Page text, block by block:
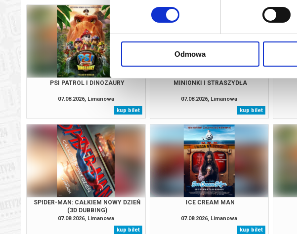
Odmowa
PSI PATROL I DINOZAURY
07.08.2026, Limanowa
kup bilet
MINIONKI I STRASZYDŁA
07.08.2026, Limanowa
kup bilet
SPIDER-MAN: CAŁKIEM NOWY DZIEŃ
(3D DUBBING)
07.08.2026, Limanowa
kup bilet
ICE CREAM MAN
07.08.2026, Limanowa
kup bilet